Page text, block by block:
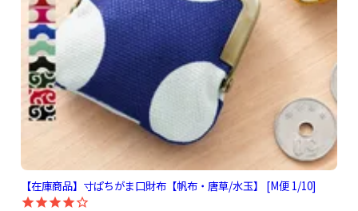
【在庫商品】寸ぱちがま口財布【帆布・唐草/水玉】 [M便 1/10]